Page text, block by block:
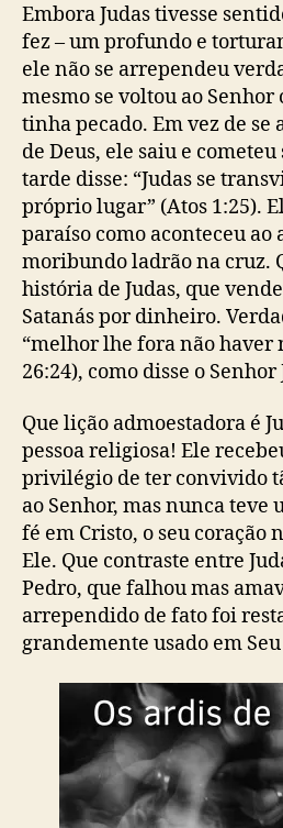
Embora Judas tivesse
fez – um profundo e
ele não se arrependeu
mesmo se voltou ao
tinha pecado. Em vez de
de Deus, ele saiu e
tarde disse: “Judas se
próprio lugar” (Atos 1:25).
paraíso como aconteceu ao
moribundo ladrão na cruz.
história de Judas, que
Satanás por dinheiro.
“melhor lhe fora não haver
26:24), como disse o Senhor
Que lição admoestadora é
pessoa religiosa! Ele
privilégio de ter convivido
ao Senhor, mas nunca teve
fé em Cristo, o seu coração
Ele. Que contraste entre
Pedro, que falhou mas
arrependido de fato foi
grandemente usado em